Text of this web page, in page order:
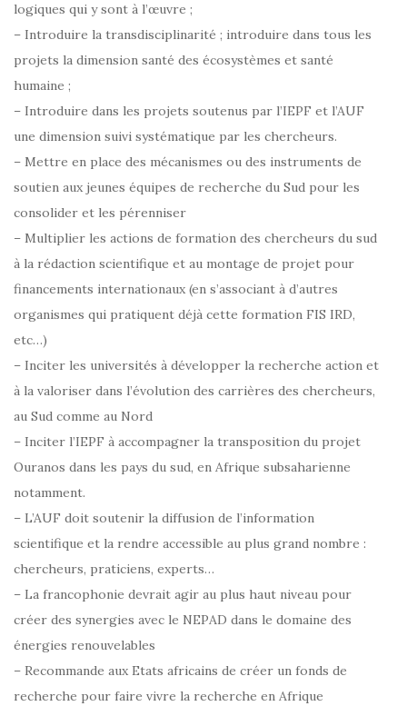
logiques qui y sont à l’œuvre ;
– Introduire la transdisciplinarité ; introduire dans tous les
projets la dimension santé des écosystèmes et santé
humaine ;
– Introduire dans les projets soutenus par l’IEPF et l’AUF
une dimension suivi systématique par les chercheurs.
– Mettre en place des mécanismes ou des instruments de
soutien aux jeunes équipes de recherche du Sud pour les
consolider et les pérenniser
– Multiplier les actions de formation des chercheurs du sud
à la rédaction scientifique et au montage de projet pour
financements internationaux (en s’associant à d’autres
organismes qui pratiquent déjà cette formation FIS IRD,
etc…)
– Inciter les universités à développer la recherche action et
à la valoriser dans l’évolution des carrières des chercheurs,
au Sud comme au Nord
– Inciter l’IEPF à accompagner la transposition du projet
Ouranos dans les pays du sud, en Afrique subsaharienne
notamment.
– L’AUF doit soutenir la diffusion de l’information
scientifique et la rendre accessible au plus grand nombre :
chercheurs, praticiens, experts…
– La francophonie devrait agir au plus haut niveau pour
créer des synergies avec le NEPAD dans le domaine des
énergies renouvelables
– Recommande aux Etats africains de créer un fonds de
recherche pour faire vivre la recherche en Afrique